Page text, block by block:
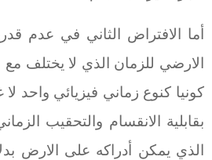
أما الافتراض الثاني في عدم
الارضي للزمان الذي لا يختلف
كونيا كنوع زماني فيزيائي واحد
بقابلية الانقسام والتحقيب
الذي يمكن أدراكه على الارض